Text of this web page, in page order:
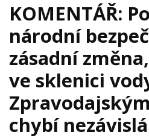
KOMENTÁŘ:
národní
zásadní
ve sklenici
chybí